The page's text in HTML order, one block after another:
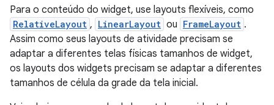
Para o conteúdo do widget, use layouts flexíveis, como
RelativeLayout , LinearLayout ou FrameLayout .
Assim como seus layouts de atividade precisam se
adaptar a diferentes telas físicas tamanhos de widget,
os layouts dos widgets precisam se adaptar a diferentes
tamanhos de célula da grade da tela inicial.